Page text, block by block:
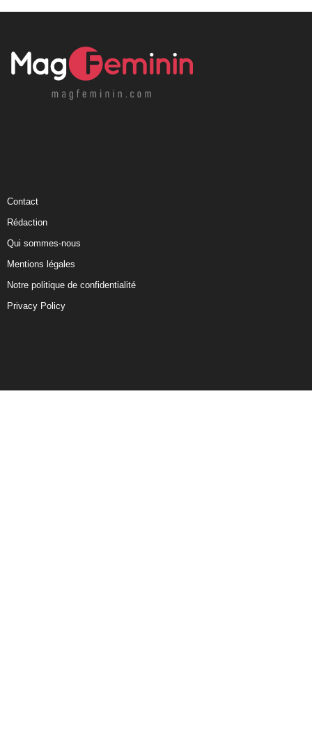
Contact
Rédaction
Qui sommes-nous
Mentions légales
Notre politique de confidentialité
Privacy Policy